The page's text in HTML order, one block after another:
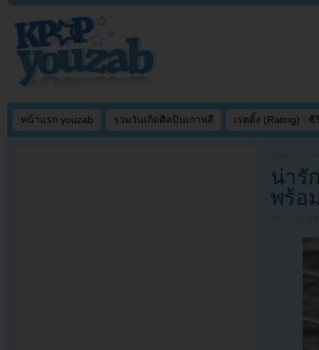
หน้าแรก youzab รวมวันเกิดศิลปินเกาหลี เรตติ้ง (Rating) : ซี
น่ารั
พร้อ